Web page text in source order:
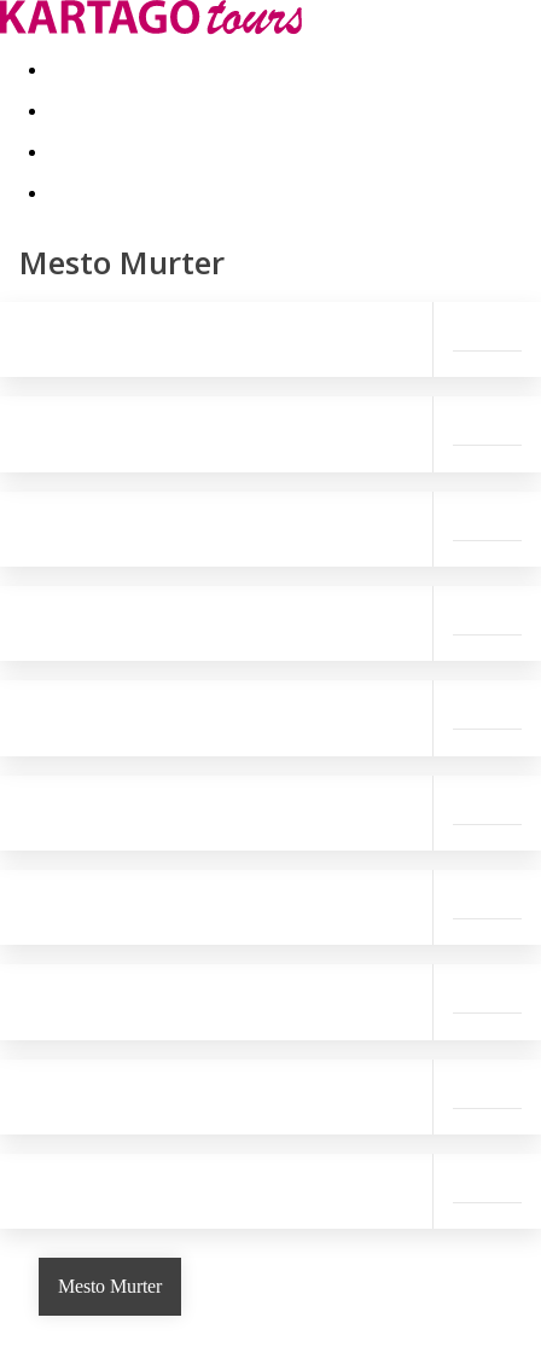
Last minute Dovolenkové kluby
Mesto Murter
Mesto Murter